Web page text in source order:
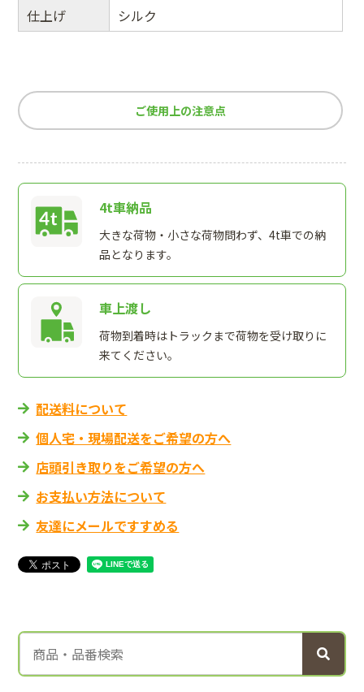
仕上げ シルク
ご使用上の注意点
4t車納品
大きな荷物・小さな荷物問わず、4t車での納
品となります。
車上渡し
荷物到着時はトラックまで荷物を受け取りに
来てください。
配送料について
個人宅・現場配送をご希望の方へ
店頭引き取りをご希望の方へ
お支払い方法について
友達にメールですすめる